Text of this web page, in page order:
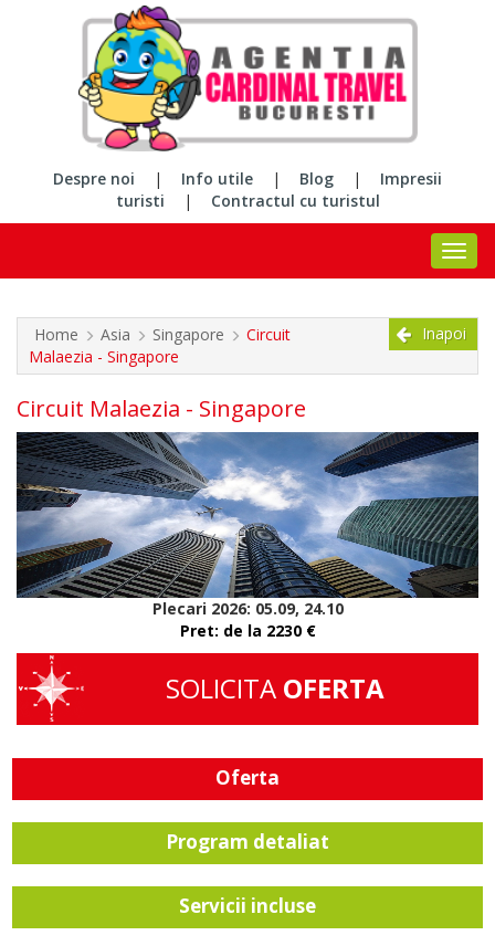
Despre noi | Info utile | Blog |
Impresii
turisti
| Contractul cu turistul
Home Asia Singapore
Circuit
Malaezia - Singapore
Inapoi
Circuit Malaezia - Singapore
Plecari 2026: 05.09, 24.10
Pret: de la 2230 €
SOLICITA OFERTA
Oferta
Program detaliat
Servicii incluse